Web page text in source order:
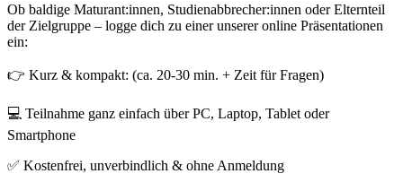
Ob baldige Maturant:innen, Studienabbrecher:innen oder Elternteil
der Zielgruppe – logge dich zu einer unserer online Präsentationen
ein:
👉 Kurz & kompakt: (ca. 20-30 min. + Zeit für Fragen)
💻 Teilnahme ganz einfach über PC, Laptop, Tablet oder
Smartphone
✅ Kostenfrei, unverbindlich & ohne Anmeldung